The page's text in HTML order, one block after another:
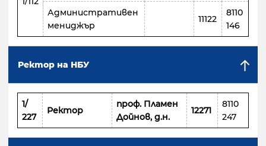
Административен
мениджър
11122
8110
146
Ректор на НБУ
1/
227
Ректор
проф. Пламен
Дойнов, д.н.
12271
8110
247